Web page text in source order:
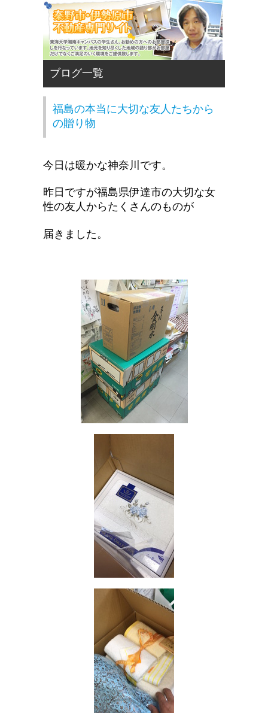
福島の本当に大切な友人たちから
の贈り物
今日は暖かな神奈川です。
昨日ですが福島県伊達市の大切な女
性の友人からたくさんのものが
届きました。